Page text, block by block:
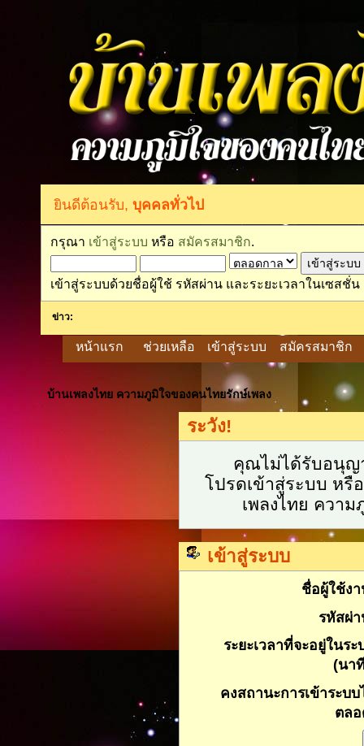
ยินดีต้อนรับ, บุคคลทั่วไป
กรุณา เข้าสู่ระบบ หรือ สมัครสมาชิก.
เข้าสู่ระบบด้วยชื่อผู้ใช้ รหัสผ่าน และระยะเวลาในเซสชั่น
ข่าว:
หน้าแรก ช่วยเหลือ เข้าสู่ระบบ สมัครสมาชิก
บ้านเพลงไทย ความภูมิใจของคนไทยรักษ์เพลง
ระวัง!
คุณไม่ได้รับอนุญ
โปรดเข้าสู่ระบบ หรื
เพลงไทย ควา
เข้าสู่ระบบ
ชื่อผู้ใช้ง
รหัสผ่
ระยะเวลาที่จะอยู่ในระ
(นา
คงสถานะการเข้าระบบ
ตล